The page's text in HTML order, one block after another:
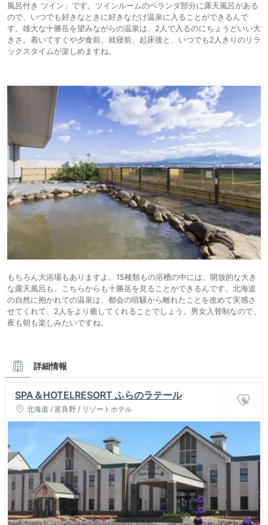
風呂付き ツイン」です。ツインルームのベランダ部分に露天風呂がある
ので、いつでも好きなときに好きなだけ温泉に入ることができるんで
す。雄大な十勝岳を望みながらの温泉は、2人で入るのにちょうどいい大
きさ。着いてすぐや夕食前、就寝前、起床後と、いつでも2人きりのリラ
ックスタイムが楽しめますね。
もちろん大浴場もありますよ。15種類もの浴槽の中には、開放的な大き
な露天風呂も。こちらからも十勝岳を見ることができるんです。北海道
の自然に抱かれての温泉は、都会の喧騒から離れたことを改めて実感さ
せてくれて、2人をより癒してくれることでしょう。男女入替制なので、
夜も朝も楽しみたいですね。
詳細情報
SPA＆HOTELRESORT ふらのラテール
北海道 / 富良野 / リゾートホテル